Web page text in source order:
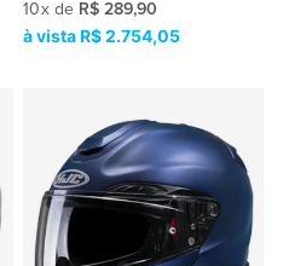
10x de R$ 289,90
R$ 2.754,05